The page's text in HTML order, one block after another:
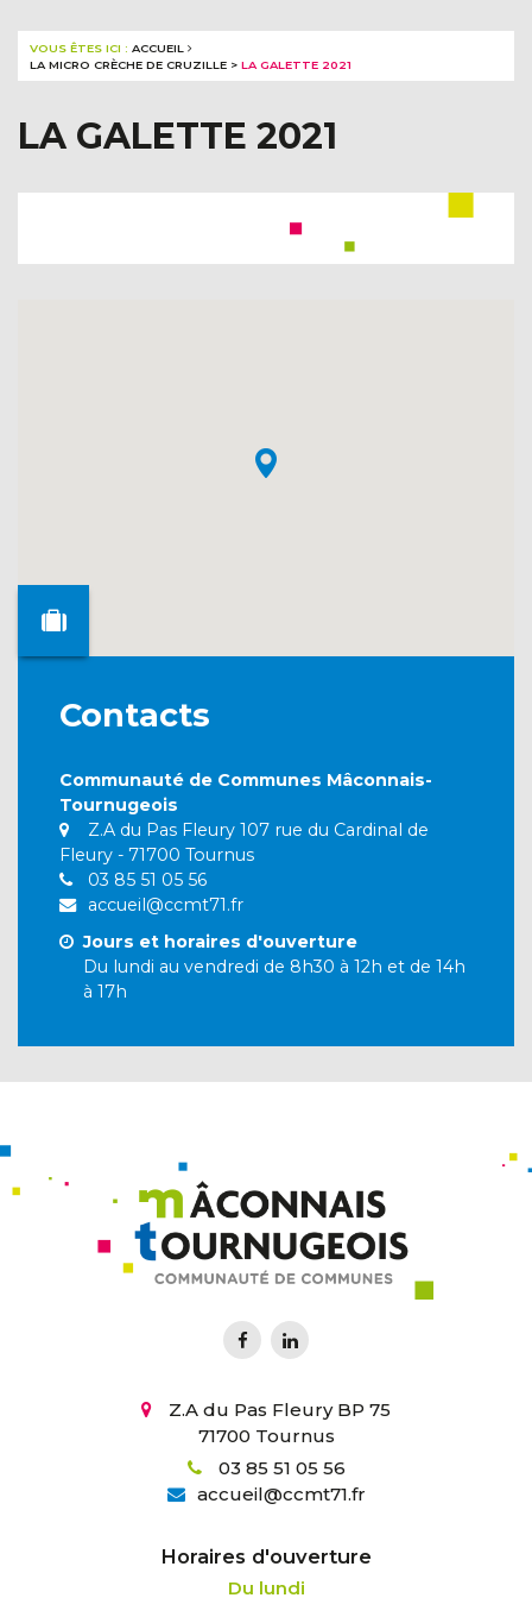
VOUS ÊTES ICI : ACCUEIL
LA MICRO CRÈCHE DE CRUZILLE > LA GALETTE 2021
LA GALETTE 2021
Contacts
Communauté de Communes Mâconnais-
Tournugeois
Z.A du Pas Fleury 107 rue du Cardinal de
Fleury - 71700 Tournus
03 85 51 05 56
accueil@ccmt71.fr
Jours et horaires d'ouverture
Du lundi au vendredi de 8h30 à 12h et de 14h
à 17h
Z.A du Pas Fleury BP 75
71700 Tournus
03 85 51 05 56
accueil@ccmt71.fr
Horaires d'ouverture
Du lundi